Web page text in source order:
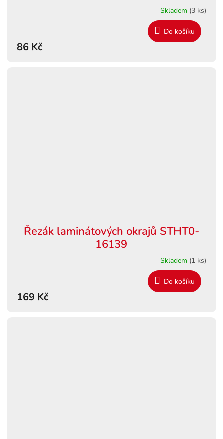
Skladem (3 ks)
86 Kč
Do košíku
Řezák laminátových okrajů STHT0-
16139
Skladem (1 ks)
169 Kč
Do košíku